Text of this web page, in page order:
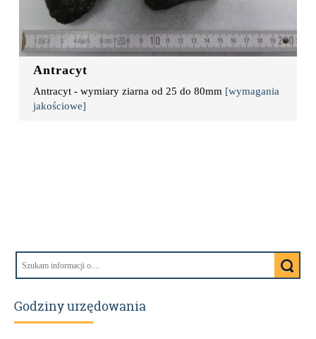
Antracyt
Antracyt - wymiary ziarna od 25 do 80mm [wymagania
jakościowe]
Godziny urzędowania